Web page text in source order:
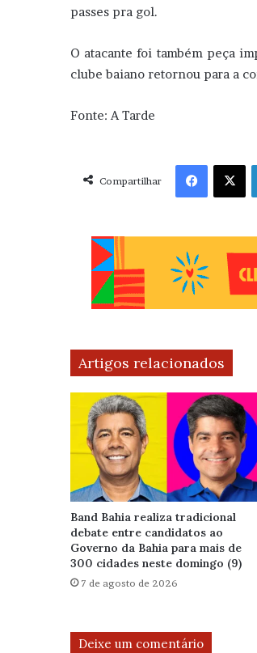
passes pra gol.
O atacante foi também peça
clube baiano retornou para a
Fonte: A Tarde
Compartilhar
Facebook X
Artigos relacionados
Band Bahia realiza tradicional
debate entre candidatos ao
Governo da Bahia para mais de
300 cidades neste domingo (9)
7 de agosto de 2026
Deixe um comentário